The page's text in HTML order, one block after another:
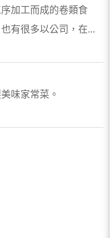
加工而成的卷類食
有很多以公司，在...
味家常菜。